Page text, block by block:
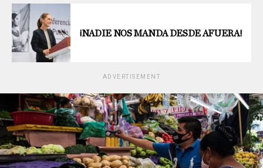
¡NADIE NOS MANDA DESDE AFUERA!
ADVERTISEMENT